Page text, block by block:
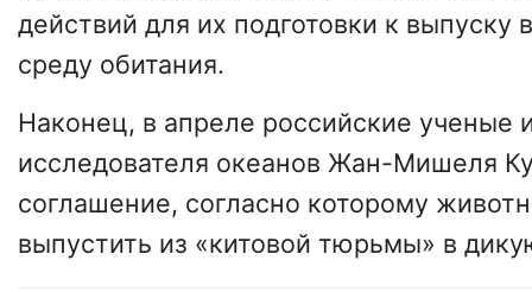
действий для их подготовки к выпуску
среду обитания.
Наконец, в апреле российские ученые
исследователя океанов Жан-Мишеля
соглашение, согласно которому
выпустить из «китовой тюрьмы» в